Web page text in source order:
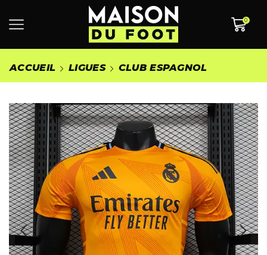
0
ACCUEIL LIGUES CLUB ESPAGNOL